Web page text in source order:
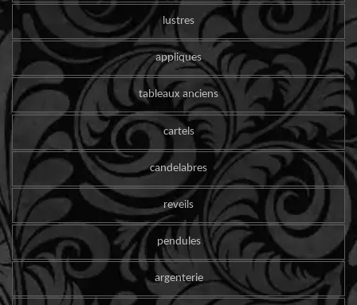
lustres
appliques
tableaux anciens
cartels
candelabres
reveils
pendules
argenterie